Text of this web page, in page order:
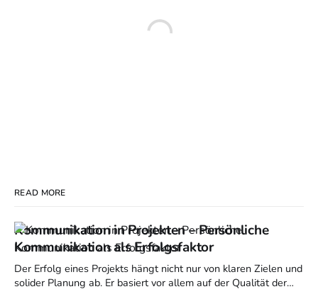
READ MORE
Kommunikation in Projekten – Persönliche
Kommunikation als Erfolgsfaktor
Der Erfolg eines Projekts hängt nicht nur von klaren Zielen und
solider Planung ab. Er basiert vor allem auf der Qualität der